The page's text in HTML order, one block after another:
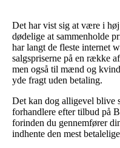
Det har vist sig at være i
dødelige at sammenholde
har langt de fleste internet
salgspriserne på en række
men også til mænd og
yde fragt uden betaling.
Det kan dog alligevel blive
forhandlere efter tilbud på
forinden du gennemfører
indhente den mest